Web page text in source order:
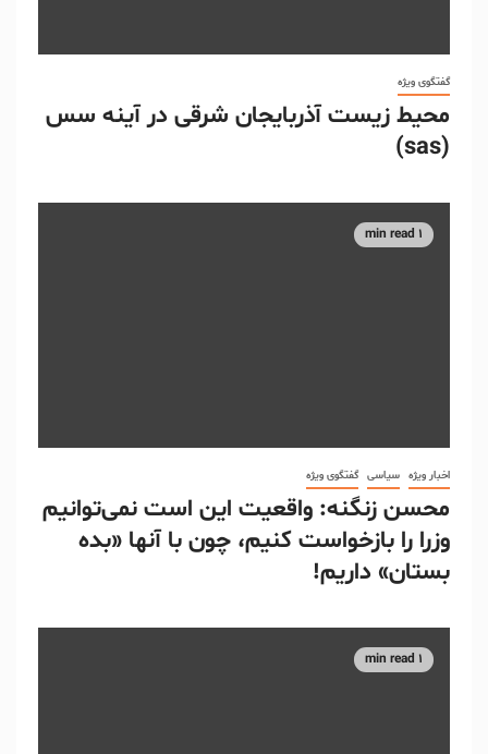
گفتگوی ویژه
محیط زیست آذربایجان شرقی در آینه سس
(sas)
1 min read
اخبار ویژه سیاسی گفتگوی ویژه
محسن زنگنه: واقعیت این است نمی‌توانیم
وزرا را بازخواست کنیم، چون با آنها «بده
بستان» داریم!
1 min read